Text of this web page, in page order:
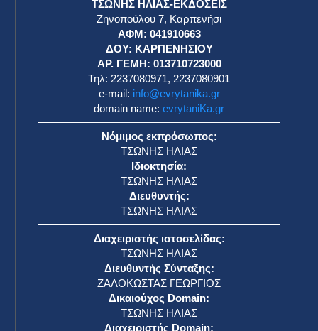
ΤΣΩΝΗΣ ΗΛΙΑΣ-ΕΚΔΟΣΕΙΣ
Ζηνοπούλου 7, Καρπενήσι
ΑΦΜ: 041910663
ΔΟΥ: ΚΑΡΠΕΝΗΣΙΟΥ
ΑΡ. ΓΕΜΗ: 013710723000
Τηλ: 2237080971, 2237080901
e-mail: info@evrytanika.gr
domain name: evrytaniKa.gr
Νόμιμος εκπρόσωπος:
ΤΣΩΝΗΣ ΗΛΙΑΣ
Ιδιοκτησία:
ΤΣΩΝΗΣ ΗΛΙΑΣ
Διευθυντής:
ΤΣΩΝΗΣ ΗΛΙΑΣ
Διαχειριστής ιστοσελίδας:
ΤΣΩΝΗΣ ΗΛΙΑΣ
Διευθυντής Σύνταξης:
ΖΑΛΟΚΩΣΤΑΣ ΓΕΩΡΓΙΟΣ
Δικαιούχος Domain:
ΤΣΩΝΗΣ ΗΛΙΑΣ
Διαχειριστής Domain: